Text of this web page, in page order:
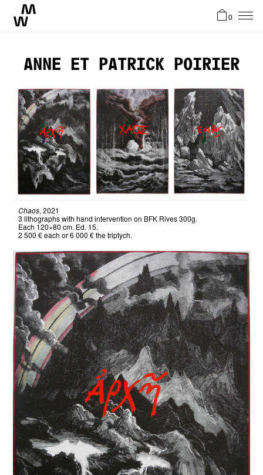
Artistes
Atelier
Stories
EN
0
Anne et Patrick Poirier
Chaos, 2021
3 lithographs with hand intervention on BFK Rives 300g.
Each 120×80 cm. Ed. 15.
2 500 € each or 6 000 € the triptych.